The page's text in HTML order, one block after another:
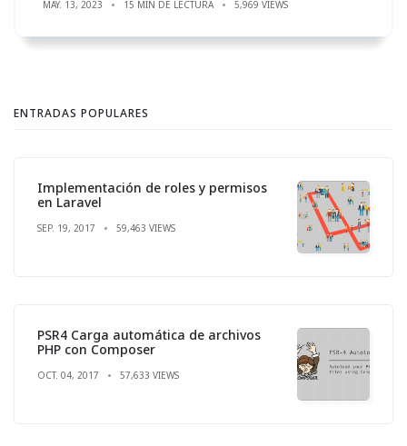
MAY. 13, 2023 15 MIN DE LECTURA 5,969 VIEWS
ENTRADAS POPULARES
Implementación de roles y permisos
en Laravel
SEP. 19, 2017 59,463 VIEWS
PSR4 Carga automática de archivos
PHP con Composer
OCT. 04, 2017 57,633 VIEWS